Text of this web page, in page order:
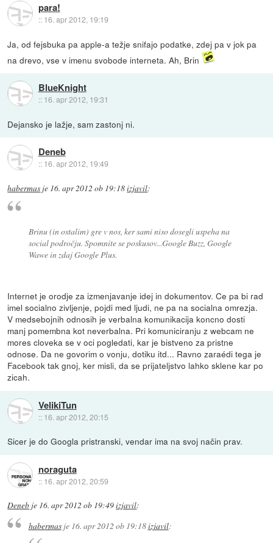
para!
:: 16. apr 2012, 19:19
Ja, od fejsbuka pa apple-a težje snifajo podatke, zdej pa v jok pa
na drevo, vse v imenu svobode interneta. Ah, Brin
BlueKnight
:: 16. apr 2012, 19:31
Dejansko je lažje, sam zastonj ni.
Deneb
:: 16. apr 2012, 19:49
habermas je 16. apr 2012 ob 19:18izjavil:
Brinu (in ostalim) gre v nos, ker sami niso dosegli uspeha na
social področju. Spomnite se poskusov...Google Buzz, Google
Wawe in zdaj Google Plus.
Internet je orodje za izmenjavanje idej in dokumentov. Ce pa bi rad
imel socialno zivljenje, pojdi med ljudi, ne pa na socialna omrezja.
V medsebojnih odnosih je verbalna komunikacija koncno dosti
manj pomembna kot neverbalna. Pri komuniciranju z webcam ne
mores cloveka se v oci pogledati, kar je bistveno za pristne
odnose. Da ne govorim o vonju, dotiku itd... Ravno zaraédi tega je
Facebook tak gnoj, ker misli, da se prijateljstvo lahko sklene kar po
zicah.
VelikiTun
:: 16. apr 2012, 20:15
Sicer je do Googla pristranski, vendar ima na svoj način prav.
noraguta
:: 16. apr 2012, 20:59
Deneb je 16. apr 2012 ob 19:49izjavil:
habermasje 16. apr 2012 ob 19:18izjavil: